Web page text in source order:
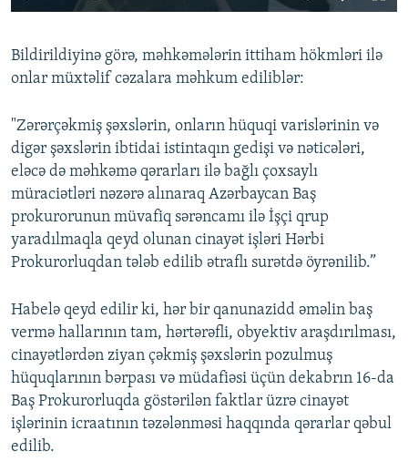
Bildirildiyinə görə, məhkəmələrin ittiham hökmləri ilə
onlar müxtəlif cəzalara məhkum ediliblər:
"Zərərçəkmiş şəxslərin, onların hüquqi varislərinin və
digər şəxslərin ibtidai istintaqın gedişi və nəticələri,
eləcə də məhkəmə qərarları ilə bağlı çoxsaylı
müraciətləri nəzərə alınaraq Azərbaycan Baş
prokurorunun müvafiq sərəncamı ilə İşçi qrup
yaradılmaqla qeyd olunan cinayət işləri Hərbi
Prokurorluqdan tələb edilib ətraflı surətdə öyrənilib.”
Habelə qeyd edilir ki, hər bir qanunazidd əməlin baş
vermə hallarının tam, hərtərəfli, obyektiv araşdırılması,
cinayətlərdən ziyan çəkmiş şəxslərin pozulmuş
hüquqlarının bərpası və müdafiəsi üçün dekabrın 16-da
Baş Prokurorluqda göstərilən faktlar üzrə cinayət
işlərinin icraatının təzələnməsi haqqında qərarlar qəbul
edilib.